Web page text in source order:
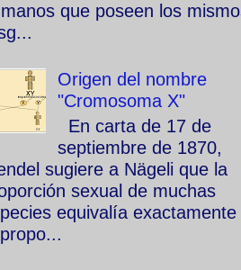
que poseen los
Origen del nombre
"Cromosoma X"
En carta de 17 de
septiembre de 1870,
sugiere a Nägeli que la
sexual de muchas
equivalía exactamente